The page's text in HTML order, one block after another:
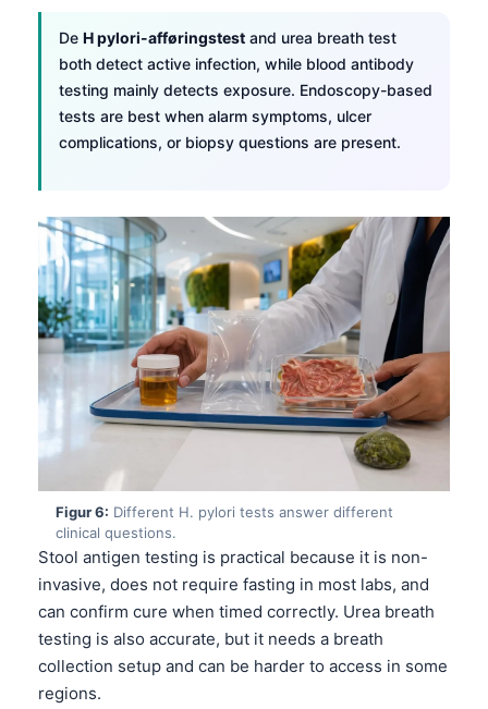
De H pylori-afføringstest and urea breath test
both detect active infection, while blood antibody
testing mainly detects exposure. Endoscopy-based
tests are best when alarm symptoms, ulcer
complications, or biopsy questions are present.
Figur 6: Different H. pylori tests answer different
clinical questions.
Stool antigen testing is practical because it is non-
invasive, does not require fasting in most labs, and
can confirm cure when timed correctly. Urea breath
testing is also accurate, but it needs a breath
collection setup and can be harder to access in some
regions.Српски језик
Svenska
Azərbaycan dili
Eesti
日本語
Čeština
Русский
Lietuvių kalba
Polski
한국어
Slovenščina
Magyar
اردو
मराठी
తెలుగు